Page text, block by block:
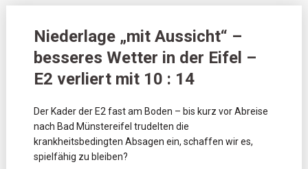
Niederlage „mit Aussicht“ –
besseres Wetter in der Eifel –
E2 verliert mit 10 : 14
Der Kader der E2 fast am Boden – bis kurz vor Abreise
nach Bad Münstereifel trudelten die
krankheitsbedingten Absagen ein, schaffen wir es,
spielfähig zu bleiben?